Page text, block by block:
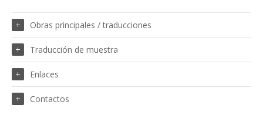
Obras principales / traducciones
Traducción de muestra
Enlaces
Contactos